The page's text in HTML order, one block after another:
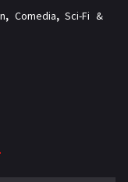
, Comedia,Sci-Fi &